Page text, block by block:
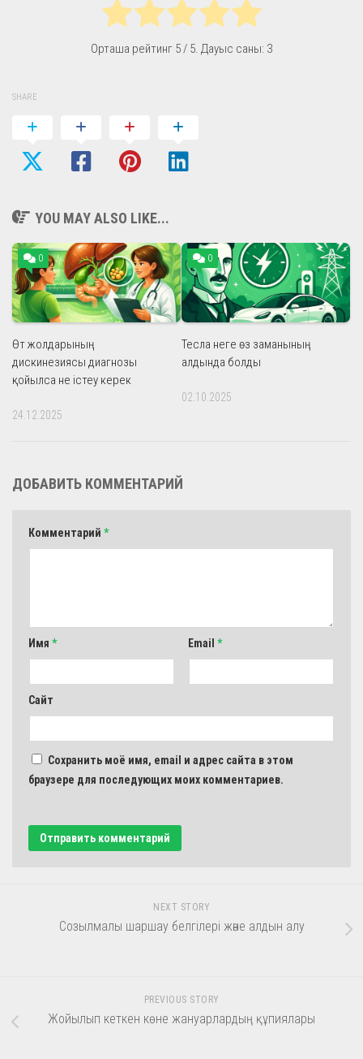
Орташа рейтинг 5/ 5. Дауыс саны: 3
SHARE
YOU MAY ALSO LIKE...
0
Өт жолдарының
дискинезиясы диагнозы
қойылса не істеу керек
24.12.2025
0
Тесла неге өз заманының
алдында болды
02.10.2025
ДОБАВИТЬ КОММЕНТАРИЙ
Комментарий *
Имя * Email *
Сайт
Сохранить моё имя, email и адрес сайта в этом
браузере для последующих моих комментариев.
NEXT STORY
Созылмалы шаршау белгілері және алдын алу
PREVIOUS STORY
Жойылып кеткен көне жануарлардың құпиялары